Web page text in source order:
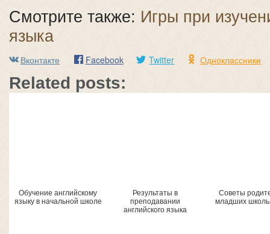
Смотрите также: Игры при
языка
Вконтакте Facebook Twitter Одноклассники
Related posts:
Обучение английскому
языку в начальной школе
Результаты в
преподавании
английского языка
Советы
младших